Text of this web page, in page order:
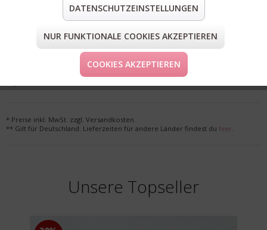
teilen
pin it mail teilen
FORM & GRÖSSE
LIEFERUNG & KOSTENLOSE RETOURE
* Preise inkl. MwSt. zzgl. Versandkosten
** Gilt für Deutschland. Lieferzeiten für andere Länder findest du hier.
Unsere Topseller
DATENSCHUTZEINSTELLUNGEN
NUR FUNKTIONALE COOKIES AKZEPTIEREN
COOKIES AKZEPTIEREN